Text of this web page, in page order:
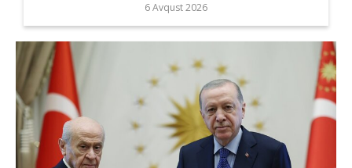
6 Avqust 2026